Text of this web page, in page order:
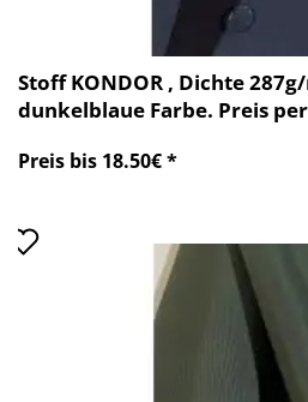
Stoff KONDOR , Dichte
dunkelblaue Farbe. Preis
Preis bis 18.50€ *